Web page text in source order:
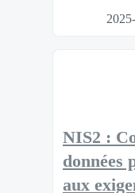
NIS2 :
données
aux